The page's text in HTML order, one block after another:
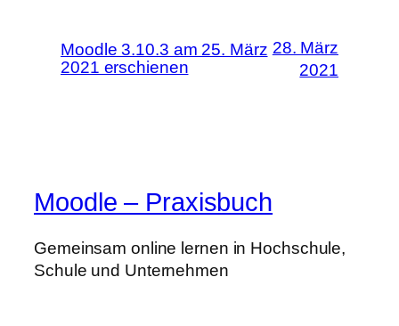
Moodle 3.10.3 am 25. März
2021 erschienen
28. März
2021
Moodle – Praxisbuch
Gemeinsam online lernen in Hochschule,
Schule und Unternehmen